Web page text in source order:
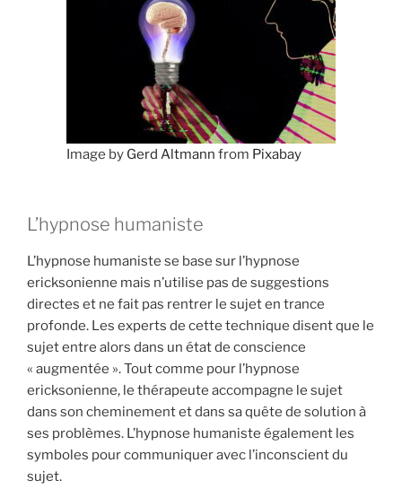
Image by Gerd Altmann from Pixabay
L’hypnose humaniste
L’hypnose humaniste se base sur l’hypnose
ericksonienne mais n’utilise pas de suggestions
directes et ne fait pas rentrer le sujet en trance
profonde. Les experts de cette technique disent que le
sujet entre alors dans un état de conscience
« augmentée ». Tout comme pour l’hypnose
ericksonienne, le thérapeute accompagne le sujet
dans son cheminement et dans sa quête de solution à
ses problèmes. L’hypnose humaniste également les
symboles pour communiquer avec l’inconscient du
sujet.